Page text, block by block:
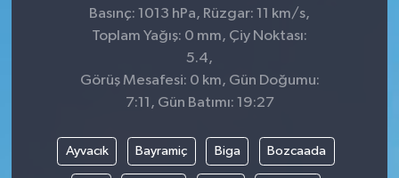
Basınç: 1013 hPa, Rüzgar: 11 km/s,
Toplam Yağış: 0 mm, Çiy Noktası:
5.4,
Görüş Mesafesi: 0 km, Gün Doğumu:
7:11, Gün Batımı: 19:27
Ayvacık Bayramiç Biga Bozcaada